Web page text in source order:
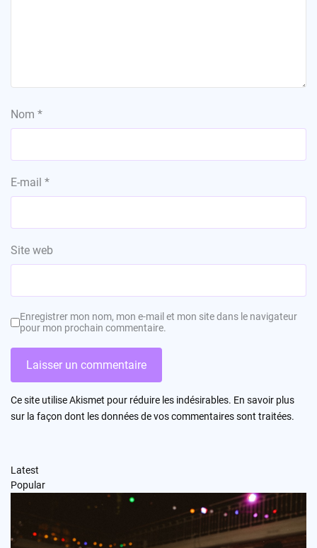
Nom *
E-mail *
Site web
Enregistrer mon nom, mon e-mail et mon site dans le navigateur
pour mon prochain commentaire.
Ce site utilise Akismet pour réduire les indésirables. En savoir plus
sur la façon dont les données de vos commentaires sont traitées.
Latest
Popular